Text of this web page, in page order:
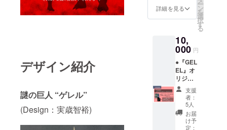
デザイン紹介
謎の巨人 “ゲレル”
(Design：実歳智裕)
ご記入
み(目安:
10,000
円以上
のご支
援は3列
組み、
それ以
下は5列
組みで
コース
別五十
音順に
イキン
グ映像
(約15
メール
にて視
聴用
URLを
送付)
●『GEL
EL』本
編映像
(約30
分・
メール
にて視
詳細を見る ー
ン
を
選
択
す
る
10,
000 円
●『GEL
EL』オ
リジナ
ルサウ
ンドト
ラック
(メール
にて視
聴用
支援
者：
5人
お届
け予
定：